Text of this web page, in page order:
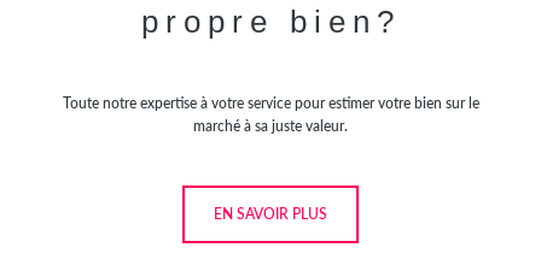
propre bien?
Toute notre expertise à votre service pour estimer votre bien sur le
marché à sa juste valeur.
EN SAVOIR PLUS